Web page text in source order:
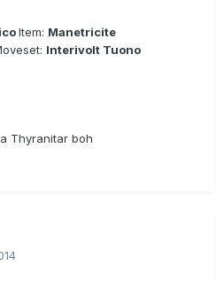
Item: Manetricite
Interivolt Tuono
Thyranitar boh